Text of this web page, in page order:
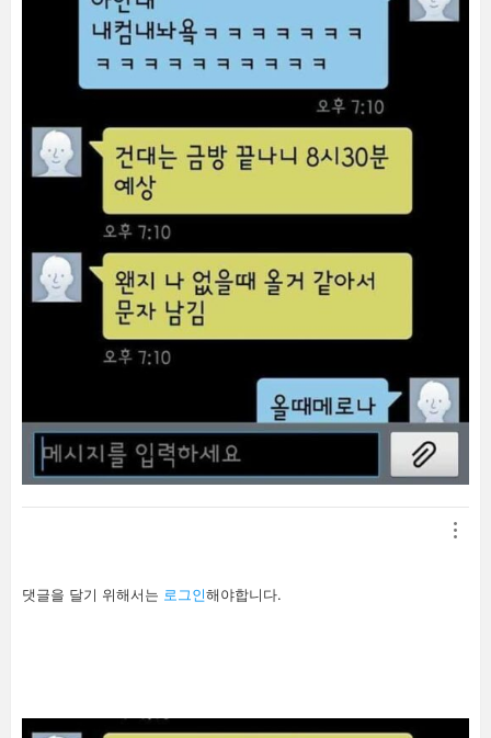
답
글
댓글을 달기 위해서는 로그인해야합니다.